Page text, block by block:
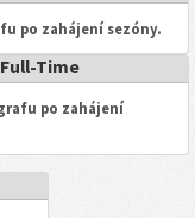
po zahájení sezóny.
Time
po zahájení